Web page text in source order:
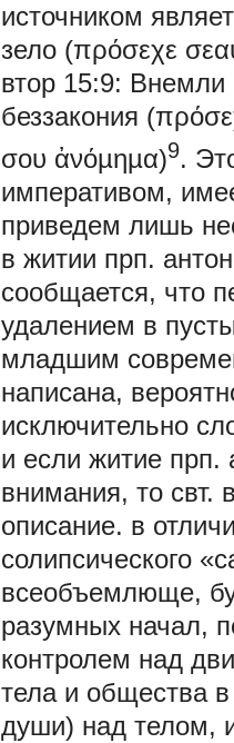
источником
зело (πρόσεχε
втор 15:9: Внемли
беззакония
σου ἀνόµηµα)9.
императивом,
приведем лишь
в житии прп.
сообщается, что
удалением в
младшим
написана,
исключительно
и если житие прп.
внимания, то свт.
описание. в
солипсического
всеобъемлюще,
разумных начал,
контролем над
тела и общества
души) над телом,